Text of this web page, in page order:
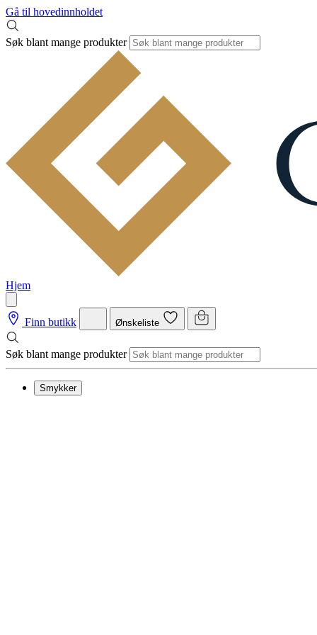
Gå til hovedinnholdet
Søk blant mange produkter
Hjem
Finn butikk Ønskeliste
Søk blant mange produkter
Smykker